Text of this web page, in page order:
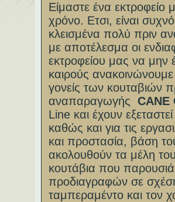
Είμαστε ένα εκτροφείο
χρόνο. Ετσι, είναι
κλεισμένα πολύ πριν
με αποτέλεσμα οι
εκτροφείου μας να μην
καιρούς
γονείς των κουταβιών
αναπαραγωγής CANE
Line και έχουν
καθώς και για τις
και προστασία, βάση
ακολουθούν τα μέλη
κουτάβια που
προδιαγραφών σε
ταμπεραμέντο και τον